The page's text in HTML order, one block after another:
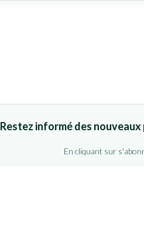
Restez informé des
En cliquant sur